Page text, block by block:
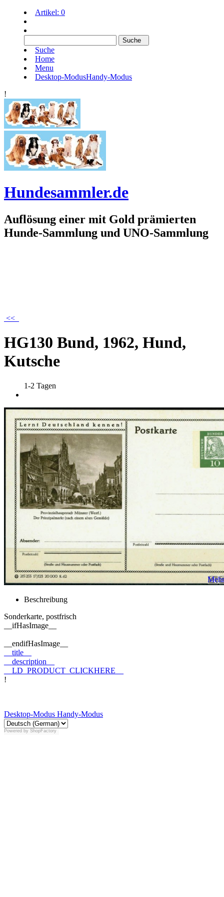
Artikel: 0
Suche
Home
Menu
Desktop-ModusHandy-Modus
!
Hundesammler.de
Auflösung einer mit Gold prämierten
Hunde-Sammlung und UNO-Sammlung
<<
HG130 Bund, 1962, Hund,
Kutsche
1-2 Tagen
Beschreibung
Sonderkarte, postfrisch
__ifHasImage__
__endifHasImage__
__title__
__description__
__LD_PRODUCT_CLICKHERE__
!
Desktop-Modus Handy-Modus
Powered by ShopFactory